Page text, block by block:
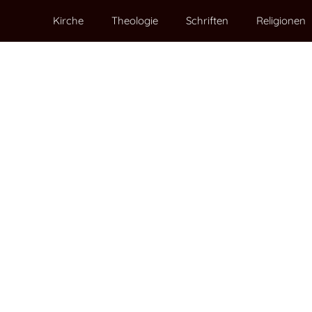
Kirche Theologie Schriften Religionen